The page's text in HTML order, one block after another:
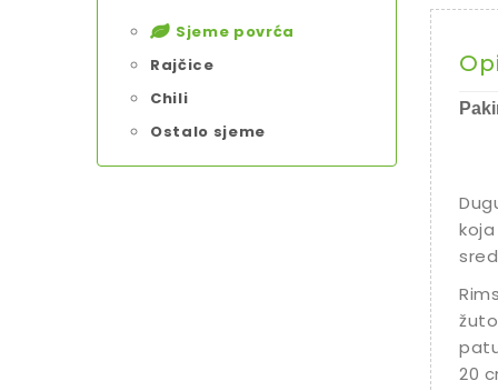
Sjeme povrća
Rajčice
Chili
Ostalo sjeme
20